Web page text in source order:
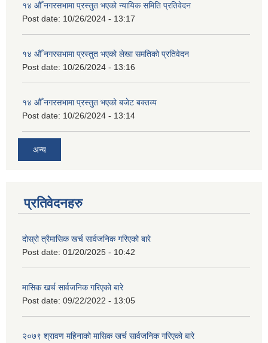
१४ औँ नगरसभामा प्रस्तुत भएको न्यायिक समिति प्रतिवेदन
Post date: 10/26/2024 - 13:17
१४ औँ नगरसभामा प्रस्तुत भएको लेखा समतिको प्रतिवेदन
Post date: 10/26/2024 - 13:16
१४ औँ नगरसभामा प्रस्तुत भएको बजेट बक्तव्य
Post date: 10/26/2024 - 13:14
अन्य
प्रतिवेदनहरु
दोस्रो त्रैमासिक खर्च सार्वजनिक गरिएको बारे
Post date: 01/20/2025 - 10:42
मासिक खर्च सार्वजनिक गरिएको बारे
Post date: 09/22/2022 - 13:05
२०७९ श्रावण महिनाको मासिक खर्च सार्वजनिक गरिएको बारे